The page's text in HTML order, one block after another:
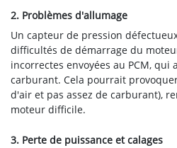
2. Problèmes d'allumage
Un capteur de pression
difficultés de démarrage du
incorrectes envoyées au PCM,
carburant. Cela pourrait
d'air et pas assez de carburant),
moteur difficile.
3. Perte de puissance et calages